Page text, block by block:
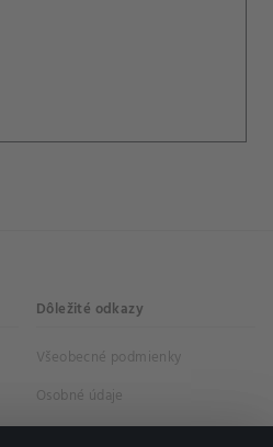
Dôležité odkazy
Všeobecné podmienky
Osobné údaje